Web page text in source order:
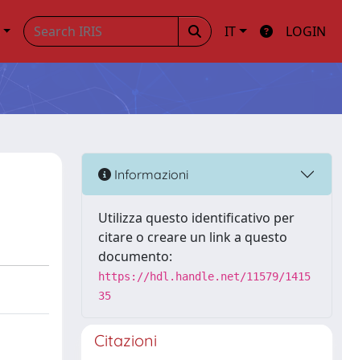
IT LOGIN
Informazioni
Utilizza questo identificativo per
citare o creare un link a questo
documento:
https://hdl.handle.net/11579/1415
35
Citazioni